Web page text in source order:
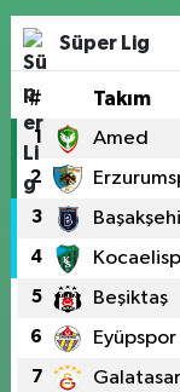
Süper Lig
# Takım
1 Amed
2
3
4
5 Beşiktaş
6 Eyüpspor
7